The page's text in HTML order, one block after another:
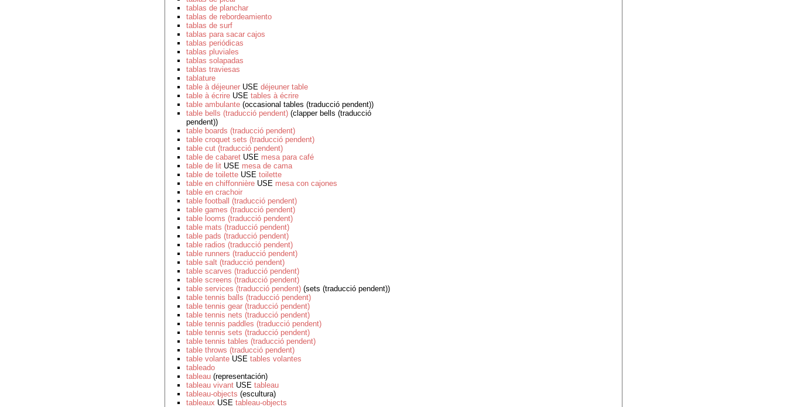
tablas de planchar
tablas de rebordeamiento
tablas de surf
tablas para sacar cajos
tablas periódicas
tablas pluviales
tablas solapadas
tablas traviesas
tablature
table à déjeunerUSE déjeuner table
table à écrireUSE tables à écrire
table ambulante(occasional tables (traducció pendent))
table bells (traducció pendent)(clapper bells (traducció
pendent))
table boards (traducció pendent)
table croquet sets (traducció pendent)
table cut (traducció pendent)
table de cabaretUSE mesa para café
table de litUSE mesa de cama
table de toiletteUSE toilette
table en chiffonnièreUSE mesa con cajones
table en crachoir
table football (traducció pendent)
table games (traducció pendent)
table looms (traducció pendent)
table mats (traducció pendent)
table pads (traducció pendent)
table radios (traducció pendent)
table runners (traducció pendent)
table salt (traducció pendent)
table scarves (traducció pendent)
table screens (traducció pendent)
table services (traducció pendent)(sets (traducció pendent))
table tennis balls (traducció pendent)
table tennis gear (traducció pendent)
table tennis nets (traducció pendent)
table tennis paddles (traducció pendent)
table tennis sets (traducció pendent)
table tennis tables (traducció pendent)
table throws (traducció pendent)
table volanteUSE tables volantes
tableado
tableau(representación)
tableau vivantUSE tableau
tableau-objects (escultura)
tableaux USE tableau-objects